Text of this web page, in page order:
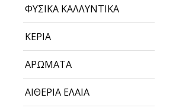
ΦΥΣΙΚΑ ΚΑΛΛΥΝΤΙΚΑ
ΚΕΡΙΑ
ΑΡΩΜΑΤΑ
ΑΙΘΕΡΙΑ ΕΛΑΙΑ